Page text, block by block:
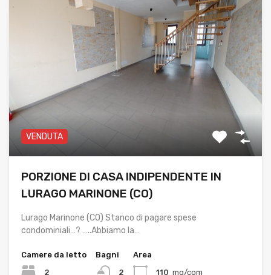
VENDUTA
PORZIONE DI CASA INDIPENDENTE IN
LURAGO MARINONE (CO)
Lurago Marinone (CO) Stanco di pagare spese
condominiali…? …..Abbiamo la…
Camere da letto
2
Bagni
2
Area
110 mq/com